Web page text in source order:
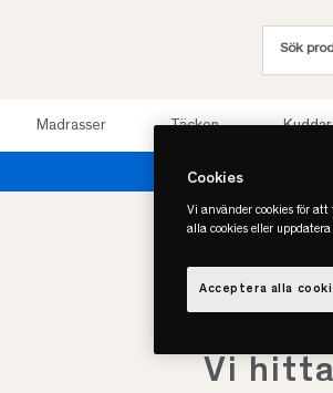
Madrasser Täcken Kuddar
Vi
Cookies
Vi använder cookies för
alla cookies eller
Acceptera alla